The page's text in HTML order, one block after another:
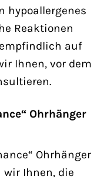
hypoallergenes
Reaktionen
auf
Ihnen, vor dem
Ohrhänger
Ohrhänger
wir Ihnen, die